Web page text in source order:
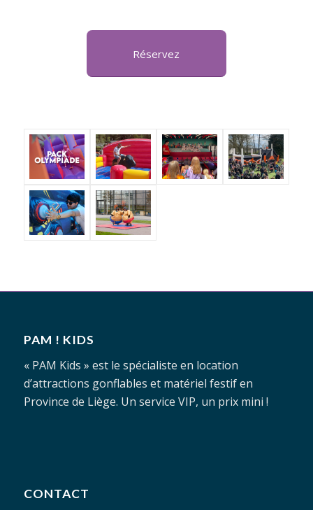
Réservez
PAM ! KIDS
« PAM Kids » est le spécialiste en location
d’attractions gonflables et matériel festif en
Province de Liège. Un service VIP, un prix mini !
CONTACT